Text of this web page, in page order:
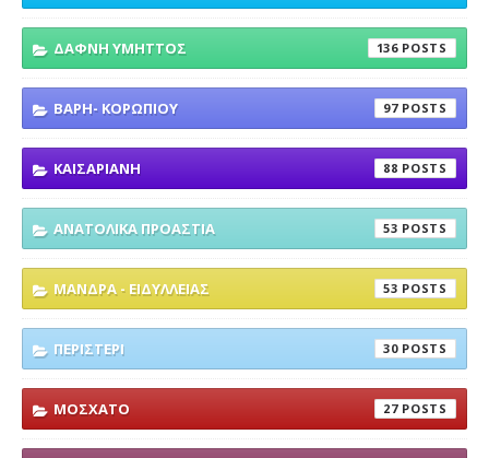
ΔΑΦΝΗ ΥΜΗΤΤΟΣ 136
ΒΑΡΗ- ΚΟΡΩΠΙΟΥ 97
ΚΑΙΣΑΡΙΑΝΗ 88
ΑΝΑΤΟΛΙΚΑ ΠΡΟΑΣΤΙΑ 53
ΜΑΝΔΡΑ - ΕΙΔΥΛΛΕΙΑΣ 53
ΠΕΡΙΣΤΕΡΙ 30
ΜΟΣΧΑΤΟ 27